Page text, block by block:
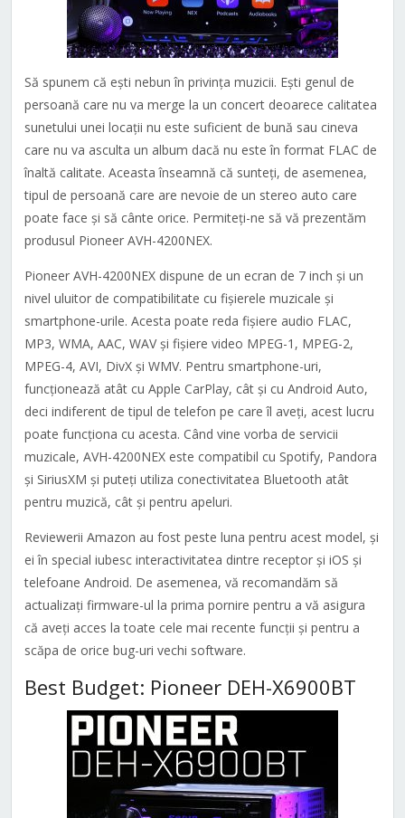
Să spunem că ești nebun în privința muzicii. Ești genul de
persoană care nu va merge la un concert deoarece calitatea
sunetului unei locații nu este suficient de bună sau cineva
care nu va asculta un album dacă nu este în format FLAC de
înaltă calitate. Aceasta înseamnă că sunteți, de asemenea,
tipul de persoană care are nevoie de un stereo auto care
poate face și să cânte orice. Permiteți-ne să vă prezentăm
produsul Pioneer AVH-4200NEX.
Pioneer AVH-4200NEX dispune de un ecran de 7 inch și un
nivel uluitor de compatibilitate cu fișierele muzicale și
smartphone-urile. Acesta poate reda fișiere audio FLAC,
MP3, WMA, AAC, WAV și fișiere video MPEG-1, MPEG-2,
MPEG-4, AVI, DivX și WMV. Pentru smartphone-uri,
funcționează atât cu Apple CarPlay, cât și cu Android Auto,
deci indiferent de tipul de telefon pe care îl aveți, acest lucru
poate funcționa cu acesta. Când vine vorba de servicii
muzicale, AVH-4200NEX este compatibil cu Spotify, Pandora
și SiriusXM și puteți utiliza conectivitatea Bluetooth atât
pentru muzică, cât și pentru apeluri.
Reviewerii Amazon au fost peste luna pentru acest model, și
ei în special iubesc interactivitatea dintre receptor și iOS și
telefoane Android. De asemenea, vă recomandăm să
actualizați firmware-ul la prima pornire pentru a vă asigura
că aveți acces la toate cele mai recente funcții și pentru a
scăpa de orice bug-uri vechi software.
Best Budget: Pioneer DEH-X6900BT